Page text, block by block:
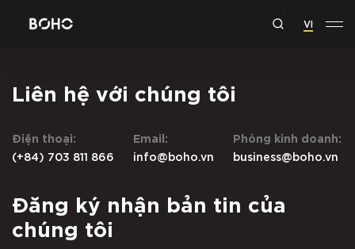
VI
Liên hệ với chúng tôi
Điện thoại:
(+84) 703 811 866
Email:
info@boho.vn
Phòng kinh doanh:
business@boho.vn
Đăng ký nhận bản tin của
chúng tôi